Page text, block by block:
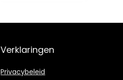
Verklaringen
Privacybeleid